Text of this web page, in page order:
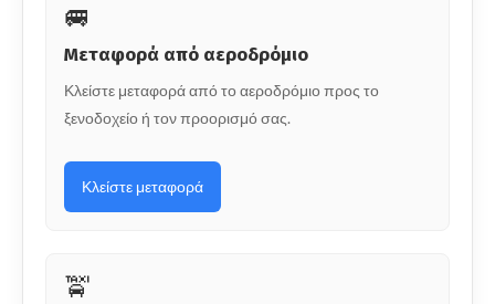
🚐
Μεταφορά από αεροδρόμιο
Κλείστε μεταφορά από το αεροδρόμιο προς το
ξενοδοχείο ή τον προορισμό σας.
Κλείστε μεταφορά
🚖